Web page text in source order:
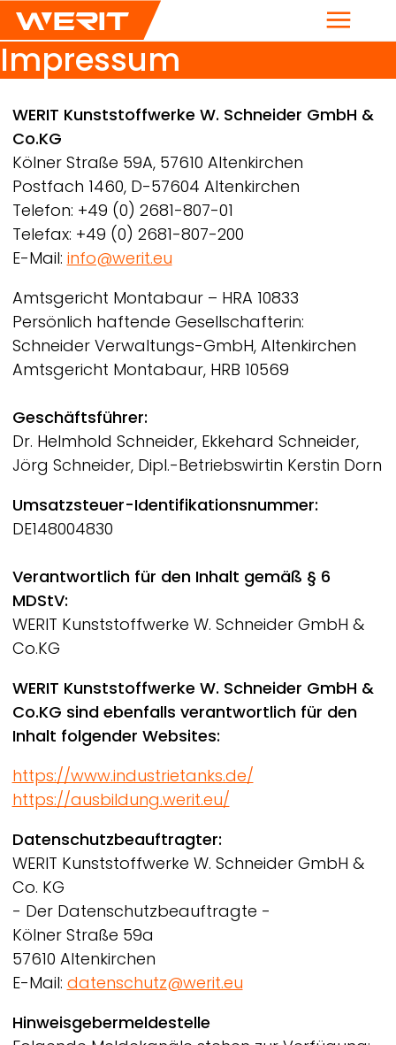
Menü
Impressum
Breadcrumb
WERIT Kunststoffwerke W. Schneider GmbH &
Co.KG
Kölner Straße 59A, 57610 Altenkirchen
Postfach 1460, D-57604 Altenkirchen
Telefon: +49 (0) 2681-807-01
Telefax: +49 (0) 2681-807-200
E-Mail: info@werit.eu
Amtsgericht Montabaur – HRA 10833
Persönlich haftende Gesellschafterin:
Schneider Verwaltungs-GmbH, Altenkirchen
Amtsgericht Montabaur, HRB 10569
Geschäftsführer:
Dr. Helmhold Schneider, Ekkehard Schneider,
Jörg Schneider, Dipl.-Betriebswirtin Kerstin Dorn
Umsatzsteuer-Identifikationsnummer:
DE148004830
Verantwortlich für den Inhalt gemäß § 6
MDStV:
WERIT Kunststoffwerke W. Schneider GmbH &
Co.KG
WERIT Kunststoffwerke W. Schneider GmbH &
Co.KG sind ebenfalls verantwortlich für den
Inhalt folgender Websites:
https://www.industrietanks.de/
https://ausbildung.werit.eu/
Datenschutzbeauftragter:
WERIT Kunststoffwerke W. Schneider GmbH &
Co. KG
- Der Datenschutzbeauftragte -
Kölner Straße 59a
57610 Altenkirchen
E-Mail: datenschutz@werit.eu
Hinweisgebermeldestelle